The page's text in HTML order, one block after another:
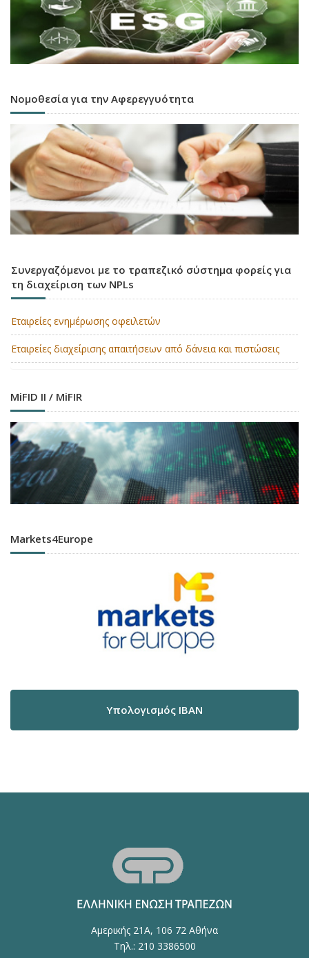
Νομοθεσία για την Αφερεγγυότητα
Συνεργαζόμενοι με το τραπεζικό σύστημα φορείς για
τη διαχείριση των NPLs
Εταιρείες ενημέρωσης οφειλετών
Εταιρείες διαχείρισης απαιτήσεων από δάνεια και πιστώσεις
MiFID II / MiFIR
Markets4Europe
Υπολογισμός IBAN
Αμερικής 21Α, 106 72 Αθήνα
Τηλ.: 210 3386500